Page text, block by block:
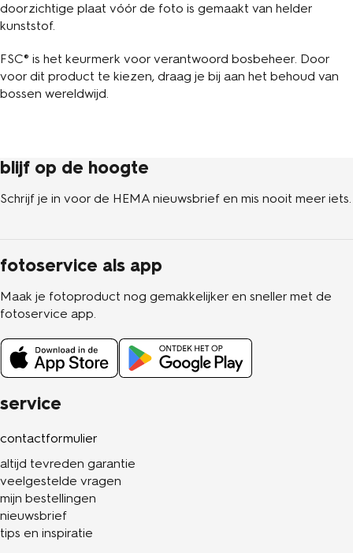
doorzichtige plaat vóór de foto is gemaakt van helder
kunststof.
FSC® is het keurmerk voor verantwoord bosbeheer. Door
voor dit product te kiezen, draag je bij aan het behoud van
bossen wereldwijd.
service
contactformulier
altijd tevreden garantie
veelgestelde vragen
mijn bestellingen
nieuwsbrief
tips en inspiratie
blijf op de hoogte
Schrijf je in voor de HEMA nieuwsbrief en mis nooit meer iets.
fotoservice als app
Maak je fotoproduct nog gemakkelijker en sneller met de
fotoservice app.